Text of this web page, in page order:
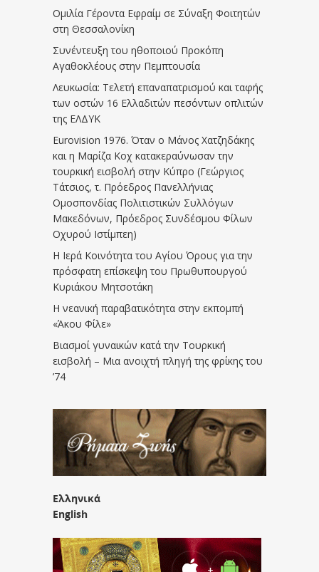
Ομιλία Γέροντα Εφραίμ σε Σύναξη Φοιτητών
στη Θεσσαλονίκη
Συνέντευξη του ηθοποιού Προκόπη
Αγαθοκλέους στην Πεμπτουσία
Λευκωσία: Τελετή επαναπατρισμού και ταφής
των οστών 16 Ελλαδιτών πεσόντων οπλιτών
της ΕΛΔΥΚ
Eurovision 1976. Όταν ο Μάνος Χατζηδάκης
και η Μαρίζα Κοχ κατακεραύνωσαν την
τουρκική εισβολή στην Κύπρο (Γεώργιος
Τάτσιος, τ. Πρόεδρος Πανελλήνιας
Ομοσπονδίας Πολιτιστικών Συλλόγων
Μακεδόνων, Πρόεδρος Συνδέσμου Φίλων
Οχυρού Ιστίμπεη)
Η Ιερά Κοινότητα του Αγίου Όρους για την
πρόσφατη επίσκεψη του Πρωθυπουργού
Κυριάκου Μητσοτάκη
Η νεανική παραβατικότητα στην εκπομπή
«Άκου Φίλε»
Βιασμοί γυναικών κατά την Τουρκική
εισβολή – Μια ανοιχτή πληγή της φρίκης του
’74
Ελληνικά
English